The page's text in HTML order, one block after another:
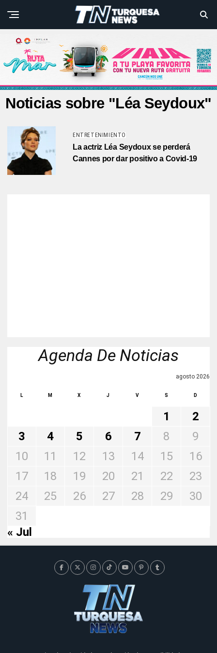
Noticias sobre "Léa Seydoux"
ENTRETENIMIENTO
La actriz Léa Seydoux se perderá
Cannes por dar positivo a Covid-19
Agenda De Noticias
agosto 2026
L M X J V S D
1
2
3
4 5 6 7 8
9
10
11 12 13 14 15
16
17
18 19 20 21 22
23
24
25 26 27 28 29
30
31
« Jul